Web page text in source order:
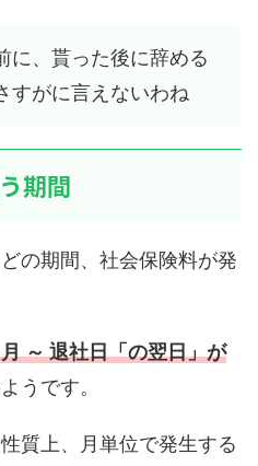
に、貰った後に辞める
すがに言えないわね
期間
の期間、社会保険料が発
～ 退社日「の翌日」が
うです。
質上、月単位で発生する